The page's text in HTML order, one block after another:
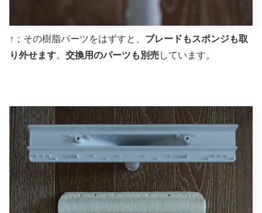
↑；その樹脂パーツをはずすと、 ブレードもスポンジも取
り外せます。 交換用のパーツも別売しています。